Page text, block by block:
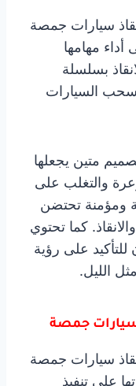
سيارات جمصة
أداء مهامها
بسلسلة
السيارات
متين يجعلها
والتغلب على
ومؤمنة تحتضن
كما تحتوي
على رؤية
الليل.
سيارات جمصة
سيارات جمصة
على تنفيذ